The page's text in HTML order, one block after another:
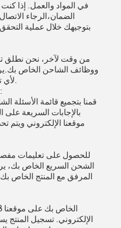
في المواد والعمل. إذا
الضمان،الرجاء
بتوجيهك خلال عملية
من وقت لآخر، نحن نطلق
ووظائف الشاحن الخاص
أسئلة شائعة وإرشادات حل المشاكل:
قمنا بتجميع قائمة الأسئلة
بالإجابات السريعة على
موقعنا الإلكتروني ويتم
للحصول على تعليمات
المرفق مع المنتج الخاص
الإلكتروني. تسجيل المنتج